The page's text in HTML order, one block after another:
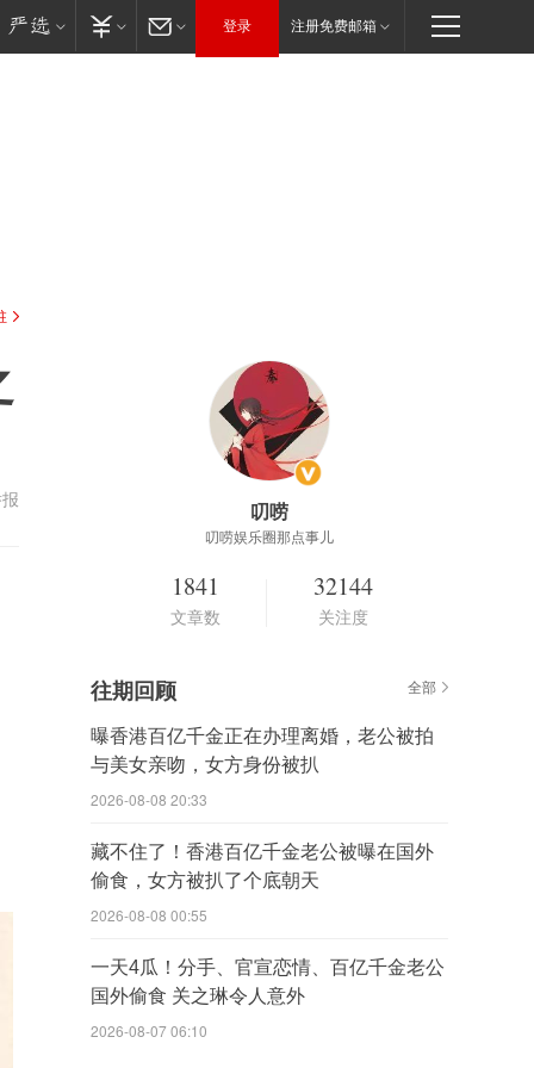
登录 注册免费邮箱
叨唠
叨唠娱乐圈那点事儿
1841
文章数
32144
关注度
往期回顾 全部
曝香港百亿千金正在办理离婚，老公被拍
与美女亲吻，女方身份被扒
2026-08-08 20:33
藏不住了！香港百亿千金老公被曝在国外
偷食，女方被扒了个底朝天
2026-08-08 00:55
一天4瓜！分手、官宣恋情、百亿千金老公
国外偷食 关之琳令人意外
2026-08-07 06:10